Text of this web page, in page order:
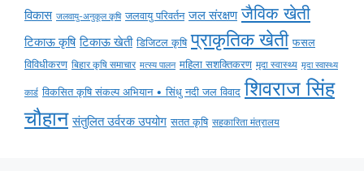
विकास जलवायु-अनुकूल कृषि जलवायु परिवर्तन जल संरक्षण जैविक खेती
टिकाऊ कृषि टिकाऊ खेती डिजिटल कृषि प्राकृतिक खेती फसल
विविधीकरण बिहार कृषि समाचार मत्स्य पालन महिला सशक्तिकरण मृदा स्वास्थ्य मृदा स्वास्थ्य
कार्ड विकसित कृषि संकल्प अभियान • सिंधु नदी जल विवाद शिवराज सिंह
चौहान संतुलित उर्वरक उपयोग सतत कृषि सहकारिता मंत्रालय